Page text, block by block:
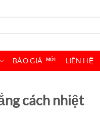
BÁO GIÁ LIÊN HỆ
cách nhiệt